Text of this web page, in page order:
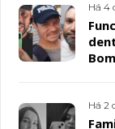
Há 4
Há 2